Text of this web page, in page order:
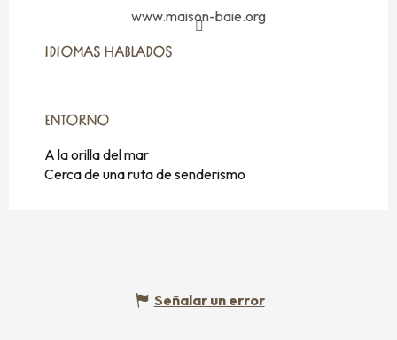
www.maison-baie.org
IDIOMAS HABLADOS
IDIOMAS HABLADOS
ENTORNO
ENTORNO
A la orilla del mar
Cerca de una ruta de senderismo
Señalar un error